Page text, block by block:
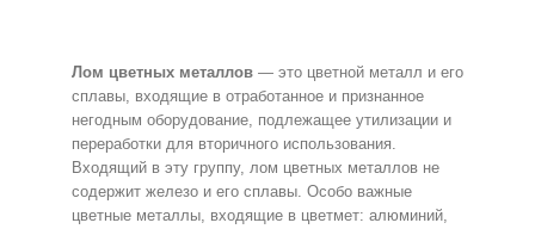
Лом цветных металлов — это цветной металл и его
сплавы, входящие в отработанное и признанное
негодным оборудование, подлежащее утилизации и
переработки для вторичного использования.
Входящий в эту группу, лом цветных металлов не
содержит железо и его сплавы. Особо важные
цветные металлы, входящие в цветмет: алюминий,